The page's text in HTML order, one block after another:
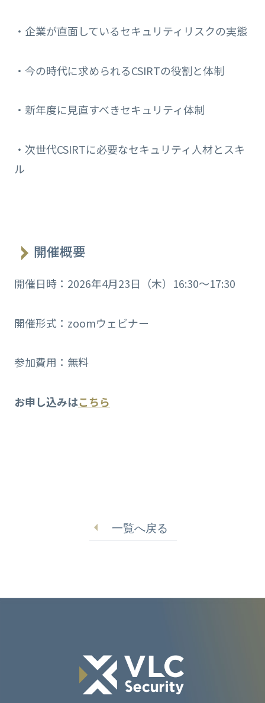
・企業が直面しているセキュリティリスクの実態
・今の時代に求められるCSIRTの役割と体制
・新年度に見直すべきセキュリティ体制
・次世代CSIRTに必要なセキュリティ人材とスキ
ル
開催概要
開催日時：2026年4月23日（木）16:30～17:30
開催形式：zoomウェビナー
参加費用：無料
お申し込みはこちら
一覧へ戻る